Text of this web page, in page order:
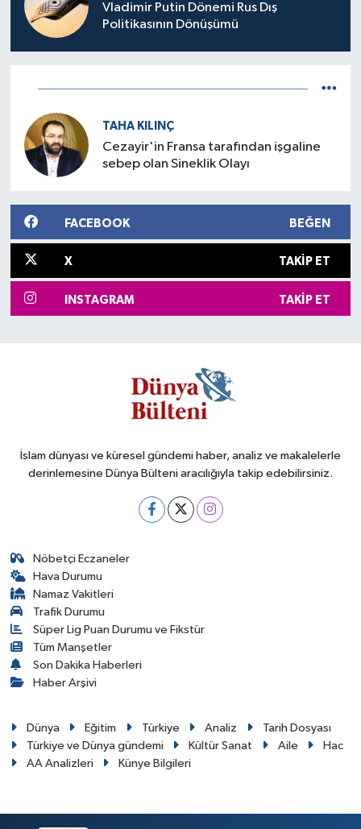
Vladimir Putin Dönemi Rus Dış
Politikasının Dönüşümü
TAHA KILINÇ
Cezayir'in Fransa tarafından işgaline
sebep olan Sineklik Olayı
FACEBOOK BEĞEN
X TAKIP ET
INSTAGRAM TAKIP ET
İslam dünyası ve küresel gündemi haber, analiz ve makalelerle
derinlemesine Dünya Bülteni aracılığıyla takip edebilirsiniz.
Nöbetçi Eczaneler
Hava Durumu
Namaz Vakitleri
Trafik Durumu
Süper Lig Puan Durumu ve Fikstür
Tüm Manşetler
Son Dakika Haberleri
Haber Arşivi
Dünya Eğitim Türkiye Analiz
Tarih Dosyası
Türkiye ve Dünya gündemi
Kültür Sanat Aile
Hac
AA Analizleri
Künye Bilgileri